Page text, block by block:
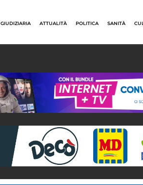
GIUDIZIARIA ATTUALITÀ POLITICA SANITÀ